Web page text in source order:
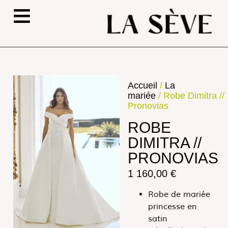
≡
Accueil / La
mariée/ Robe Dimitra //
Pronovias
ROBE
DIMITRA //
PRONOVIAS
1 160,00 €
Robe de mariée
princesse en
satin